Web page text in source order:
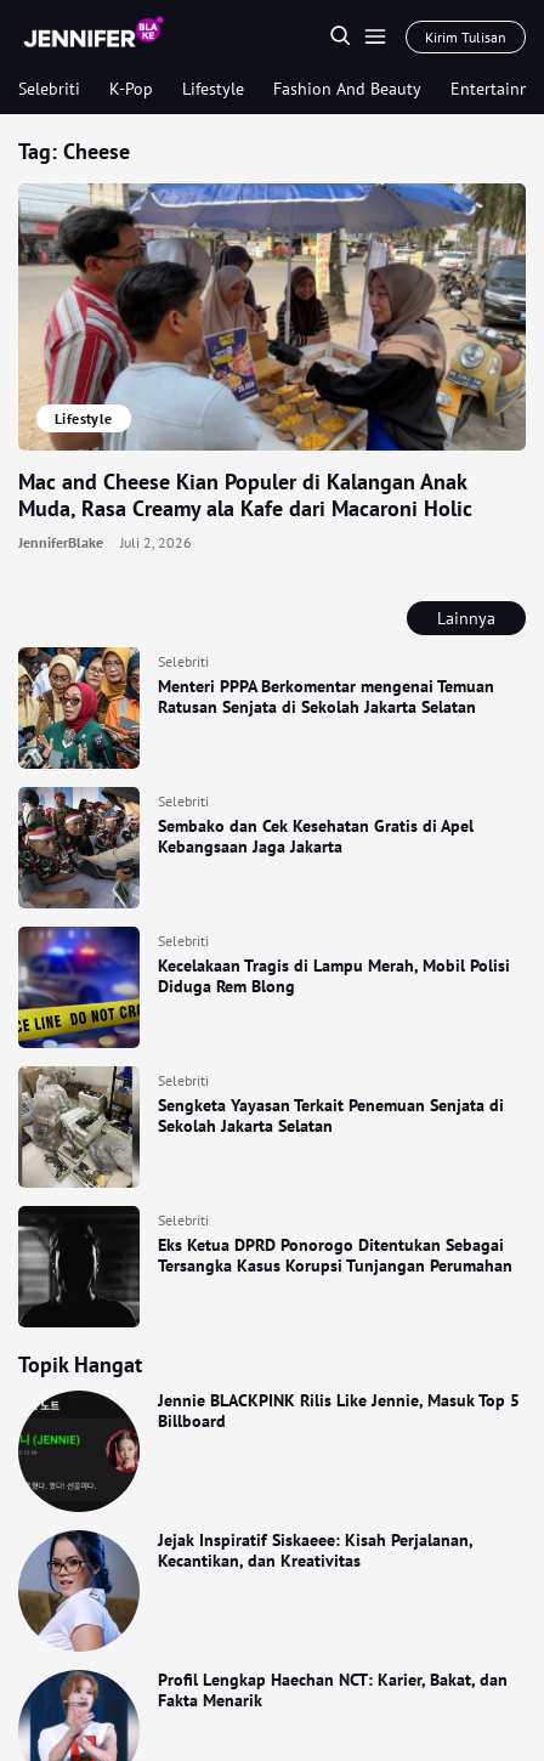
Kirim Tulisan
Selebriti K-Pop Lifestyle Fashion And Beauty
Lainnya
Selebriti
Menteri PPPA Berkomentar mengenai Temuan
Ratusan Senjata di Sekolah Jakarta Selatan
Selebriti
Sembako dan Cek Kesehatan Gratis di Apel
Kebangsaan Jaga Jakarta
Selebriti
Kecelakaan Tragis di Lampu Merah, Mobil Polisi
Diduga Rem Blong
Selebriti
Sengketa Yayasan Terkait Penemuan Senjata di
Sekolah Jakarta Selatan
Selebriti
Eks Ketua DPRD Ponorogo Ditentukan Sebagai
Tersangka Kasus Korupsi Tunjangan Perumahan
Topik Hangat
Jennie BLACKPINK Rilis Like Jennie, Masuk Top 5
Billboard
Jejak Inspiratif Siskaeee: Kisah Perjalanan,
Kecantikan, dan Kreativitas
Profil Lengkap Haechan NCT: Karier, Bakat, dan
Fakta Menarik
Tag: Cheese
Lifestyle
Mac and Cheese Kian Populer di Kalangan Anak
Muda, Rasa Creamy ala Kafe dari Macaroni Holic
JenniferBlake Juli 2, 2026